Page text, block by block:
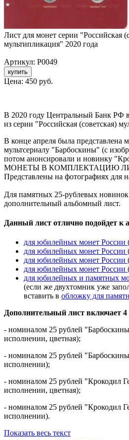
Лист для монет серии "Российская
мультипликация" 2020 года
Артикул: P0049
Цена: 450 руб.
В 2020 году Центральный Банк РФ
из серии "Российская (советская)
В конце апреля была представлена
мультсериалу "Барбоскины" (с
потом анонсировали и новинку
МОНЕТЫ В КОМПЛЕКТАЦИЮ
Представлены на фотографиях для
Для памятных 25-рублевых новинок
дополнительный альбомный лист.
Данный лист отлично подойдет к
для юбилейных монет России
для юбилейных монет России
для юбилейных монет России
для юбилейных монет России
для юбилейных и памятных
(если же двухтомник уже
вставить в обложку для
Дополнительный лист включает
- номиналом 25 рублей
исполнении, цветная);
- номиналом 25 рублей
исполнении);
- номиналом 25 рублей "Крокодил
исполнении, цветная);
- номиналом 25 рублей "Крокодил
исполнении).
Показать весь текст